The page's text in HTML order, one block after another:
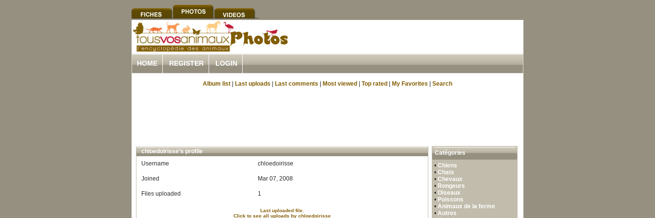
HOME REGISTER LOGIN
Album list Last uploads Last comments Most viewed Top rated My Favorites Search
chloedoirisse's profile
Username
chloedoirisse
Joined Mar 07, 2008
Files uploaded 1
Last uploaded file.
Click to see all uploads by chloedoirisse
Catégories
•Chiens
•Chats
•Chevaux
• Rongeurs
•Oiseaux
• Poissons
• Animaux de la ferme
• Autres